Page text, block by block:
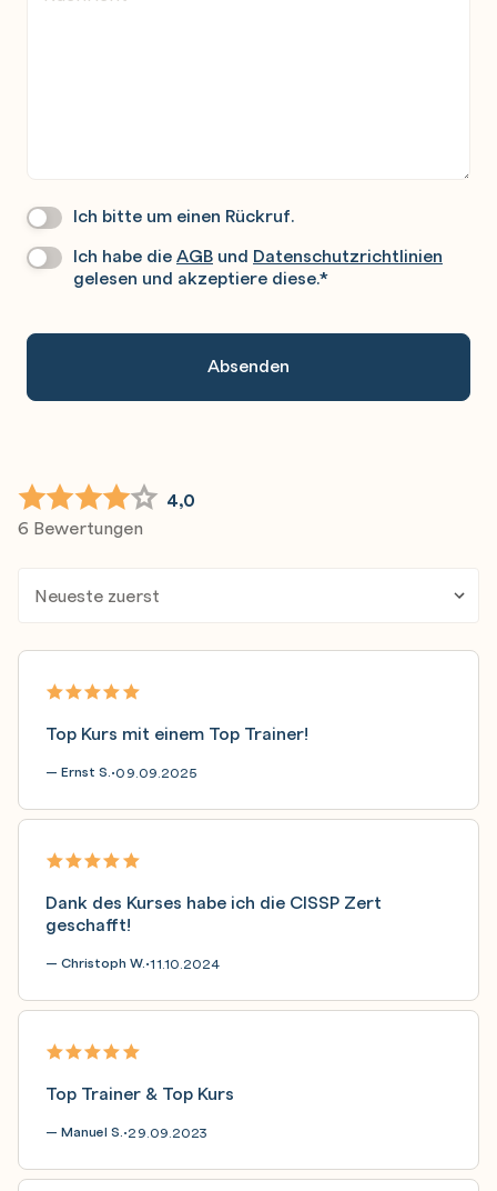
Wir
Sie
Ich bitte um einen Rückruf.
Datenschutz*
Ich habe dieAGB und Datenschutzrichtlinien
gelesen und akzeptiere diese.*
4,0
6 Bewertungen
Top Kurs mit einem Top Trainer!
— Ernst S.•09.09.2025
Dank des Kurses habe ich die CISSP Zert
geschafft!
— Christoph W.•11.10.2024
Top Trainer & Top Kurs
— Manuel S.•29.09.2023